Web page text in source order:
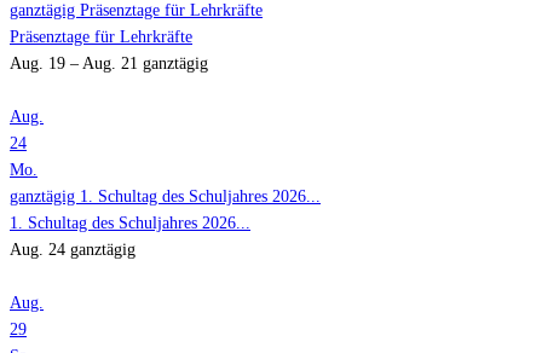
ganztägig Präsenztage für Lehrkräfte
Präsenztage für Lehrkräfte
Aug. 19 – Aug. 21 ganztägig
Aug.
24
Mo.
ganztägig 1. Schultag des Schuljahres 2026...
1. Schultag des Schuljahres 2026...
Aug. 24 ganztägig
Aug.
29